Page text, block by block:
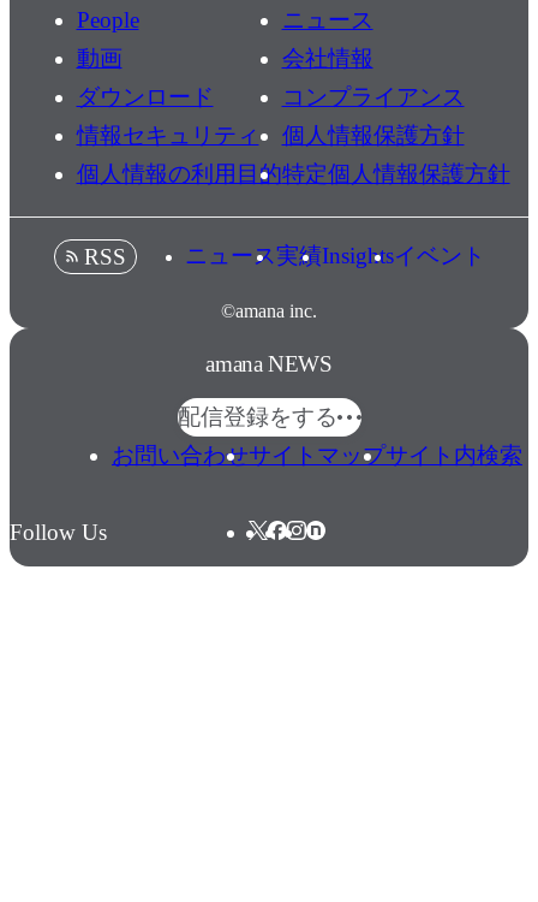
People
ニュース
動画
会社情報
ダウンロード
コンプライアンス
情報セキュリティ
個人情報保護方針
個人情報の利用目的特定個人情報保護方針
©amana inc.
RSS ニュース実績Insightsイベント
amana NEWS
配信登録をする
お問い合わせサイトマップサイト内検索
Follow Us